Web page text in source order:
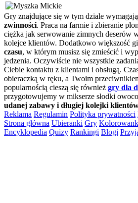
Gry znajdujące się w tym dziale
zwinności. Praca na farmie i zbieranie
ciężka jak serwowanie zimnych deserów
kolejce klientów. Dodatkowo większość
czasu, w którym musisz się zmieścić i
jedzenia. Oczywiście nie wszystkie
Ciebie kontaktu z klientami i obsługą.
obieraczką w ręku, a Twoim
popularnością cieszą się również gry dla
przygotowujemy w mikserze słodki
udanej zabawy i długiej kolejki
Reklama Regulamin Polityka prywatności
Strona główna Ubieranki Gry
Encyklopedia Quizy Rankingi Blogi